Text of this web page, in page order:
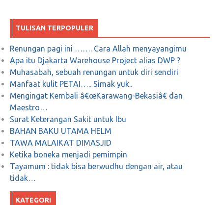
Agustus 21, 2018 0
Bahaya Riba, Hutang berbunga
Februari 13, 2019 0
TULISAN TERPOPULER
Renungan pagi ini ……. Cara Allah menyayangimu
Apa itu Djakarta Warehouse Project alias DWP ?
Muhasabah, sebuah renungan untuk diri sendiri
Manfaat kulit PETAI….. Simak yuk..
Mengingat Kembali â€œKarawang-Bekasiâ€ dan
Maestro…
Surat Keterangan Sakit untuk Ibu
BAHAN BAKU UTAMA HELM
TAWA MALAIKAT DIMASJID
Ketika boneka menjadi pemimpin
Tayamum : tidak bisa berwudhu dengan air, atau
tidak…
KATEGORI